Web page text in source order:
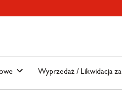
Wyprzedaż / Likwidacja